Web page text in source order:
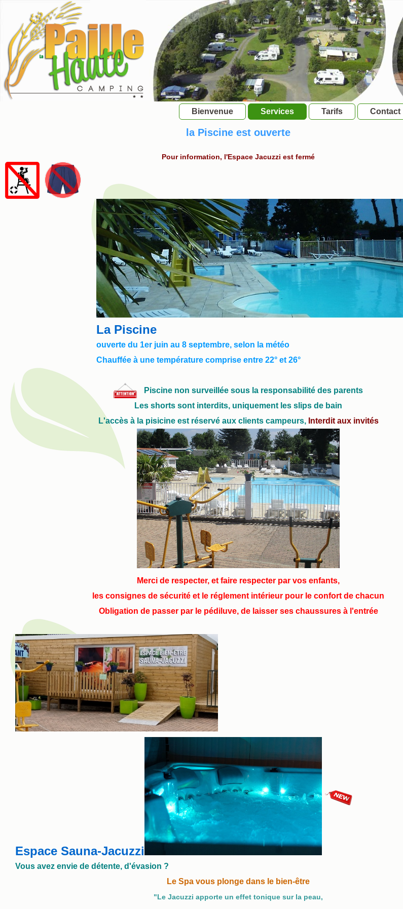
Bienvenue Services Tarifs Contact
la Piscine est ouverte
Pour information, l'Espace Jacuzzi est fermé
La Piscine
ouverte du 1er juin au 8 septembre, selon la météo
Chauffée à une température comprise entre 22° et 26°
Piscine non surveillée sous la responsabilité des parents
​​​​​​​Les shorts sont interdits, uniquement les slips de bain
L'accès à la pisicine est réservé aux clients campeurs, Interdit aux invités
Merci de respecter, et faire respecter par vos enfants,
les consignes de sécurité et le réglement intérieur pour le confort de chacun
Obligation de passer par le pédiluve, de laisser ses chaussures à l'entrée
Espace Sauna-Jacuzzi
Vous avez envie de détente, d'évasion ?
Le Spa vous plonge dans le bien-être
"Le Jacuzzi apporte un effet tonique sur la peau,